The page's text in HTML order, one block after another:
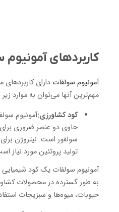
کاربردهای
آمونیوم سولفات دارای
مهم‌ترین آنها می‌توان به موارد زیر
کود کشاورزی:آمونیوم
حاوی دو عنصر ضروری
سولفور است. نیتروژن برای
تولید پروتئین مورد نیاز
آمونیوم سولفات یک کود
به طور گسترده در محصولات
حبوبات، میوه‌ها و سبزیجات